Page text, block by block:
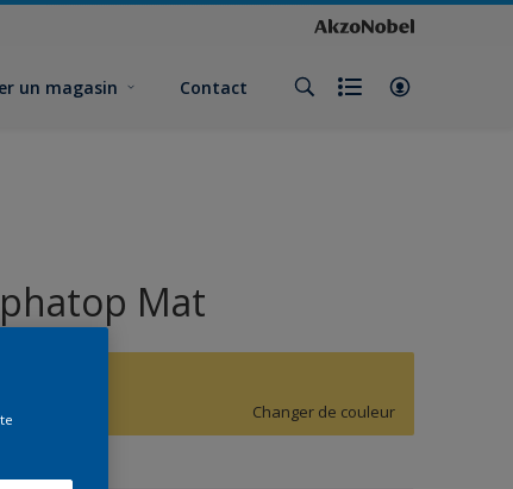
un magasin Contact
Mat
Changer de couleur